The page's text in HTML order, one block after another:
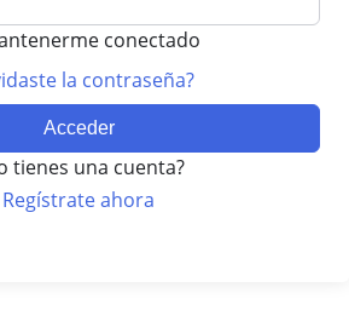
conectado
la contraseña?
Acceder
tienes una cuenta?
Regístrate ahora